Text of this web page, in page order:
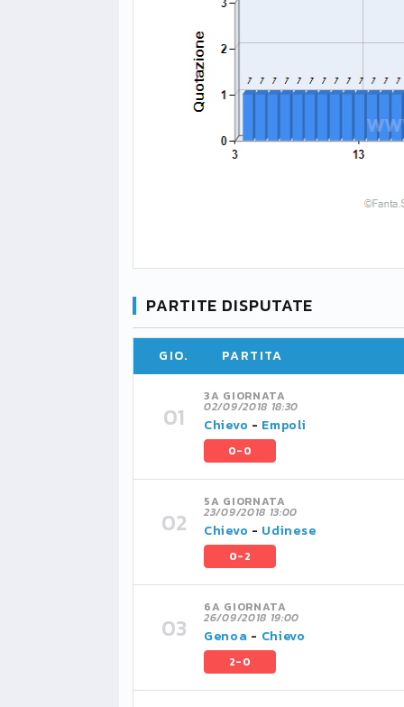
PARTITE DISPUTATE
GIO. PARTITA
3A GIORNATA
02/09/2018 18:30
Chievo - Empoli
0-0
5A GIORNATA
23/09/2018 13:00
Chievo - Udinese
0-2
6A GIORNATA
26/09/2018 19:00
Genoa - Chievo
2-0